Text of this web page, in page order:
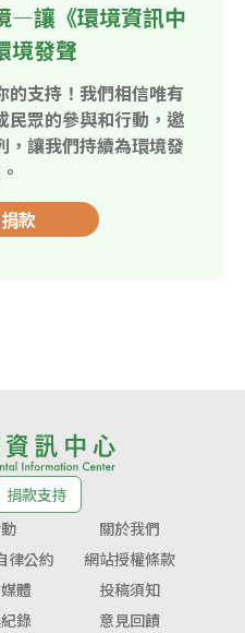
—讓《環境資訊中
境發聲
的支持！我們相信唯有
民眾的參與和行動，邀
，讓我們持續為環境發
款
捐款支持
關於我們
律公約
網站授權條款
體
投稿須知
錄 意見回饋